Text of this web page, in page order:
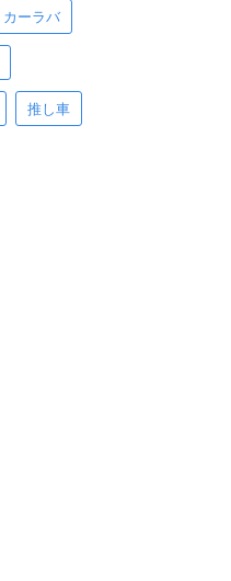
カーラバ
推し車